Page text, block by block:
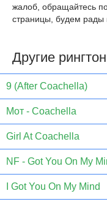
жалоб, обращайтесь
страницы, будем рады
Другие
9 (After Coachella)
Мот - Coachella
Girl At Coachella
NF - Got You On My
I Got You On My Mind